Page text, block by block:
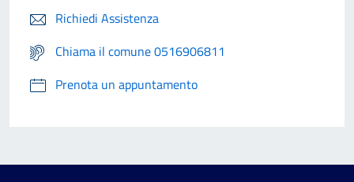
Richiedi Assistenza
Chiama il comune 0516906811
Prenota un appuntamento